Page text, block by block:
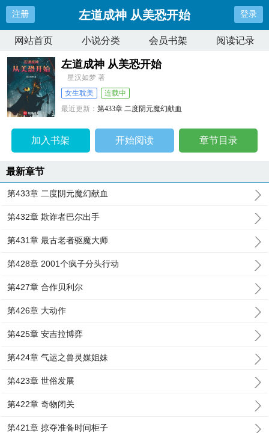
注册 左道成神 从美恐开始 登录
网站首页 小说分类 会员书架 阅读记录
左道成神 从美恐开始
星汉如梦 著
女生耽美
连载中
最近更新：第433章 二度阴元魔幻献血
加入书架 开始阅读 章节目录
最新章节
第433章 二度阴元魔幻献血
第432章 欺诈者巴尔出手
第431章 最古老者驱魔大师
第428章 2001个疯子分头行动
第427章 合作贝利尔
第426章 大动作
第425章 安吉拉博弈
第424章 气运之兽灵媒姐妹
第423章 世俗发展
第422章 奇物闭关
第421章 掠夺准备时间柜子